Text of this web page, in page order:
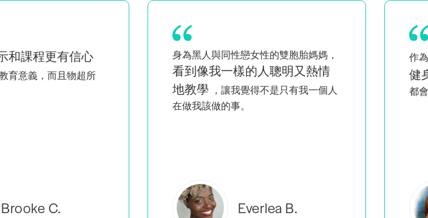
女性的雙胞胎媽媽，
的人聰明又熱情
Everlea B.
作為一個忙碌的母親，我喜歡在家
健身的簡便性。它的進度讓我每天
都會回來！
Estelle S.
我
客